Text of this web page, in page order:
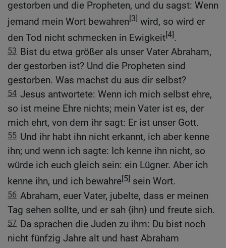
gestorben und die Propheten, und du sagst: Wenn
jemand mein Wort bewahren[3] wird, so wird er
den Tod nicht schmecken in Ewigkeit[4].
53 Bist du etwa größer als unser Vater Abraham,
der gestorben ist? Und die Propheten sind
gestorben. Was machst du aus dir selbst?
54 Jesus antwortete: Wenn ich mich selbst ehre,
so ist meine Ehre nichts; mein Vater ist es, der
mich ehrt, von dem ihr sagt: Er ist unser Gott.
55 Und ihr habt ihn nicht erkannt, ich aber kenne
ihn; und wenn ich sagte: Ich kenne ihn nicht, so
würde ich euch gleich sein: ein Lügner. Aber ich
kenne ihn, und ich bewahre[5] sein Wort.
56 Abraham, euer Vater, jubelte, dass er meinen
Tag sehen sollte, und er sah {ihn} und freute sich.
57 Da sprachen die Juden zu ihm: Du bist noch
nicht fünfzig Jahre alt und hast Abraham